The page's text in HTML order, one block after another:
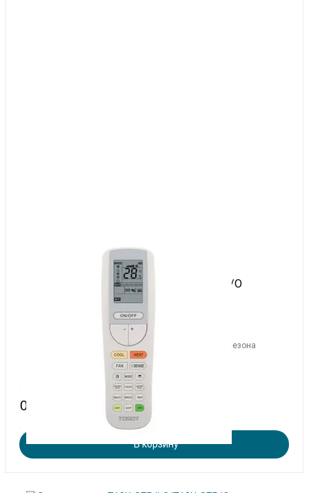
Сплит-система T12H-STR/I-G/T12H-STR/O
Инверторные сплит-системы TRIANGLE – флагман сезона
108 000 руб.
В корзину